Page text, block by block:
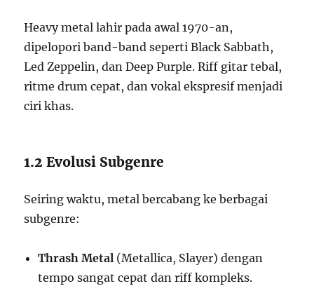
Heavy metal lahir pada awal 1970-an,
dipelopori band-band seperti Black Sabbath,
Led Zeppelin, dan Deep Purple. Riff gitar tebal,
ritme drum cepat, dan vokal ekspresif menjadi
ciri khas.
1.2 Evolusi Subgenre
Seiring waktu, metal bercabang ke berbagai
subgenre:
Thrash Metal (Metallica, Slayer) dengan
tempo sangat cepat dan riff kompleks.